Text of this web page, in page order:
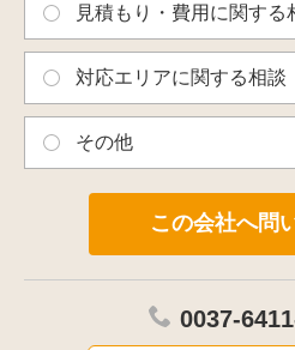
見積もり・費用に関する
対応エリアに関する相談
その他
0037-